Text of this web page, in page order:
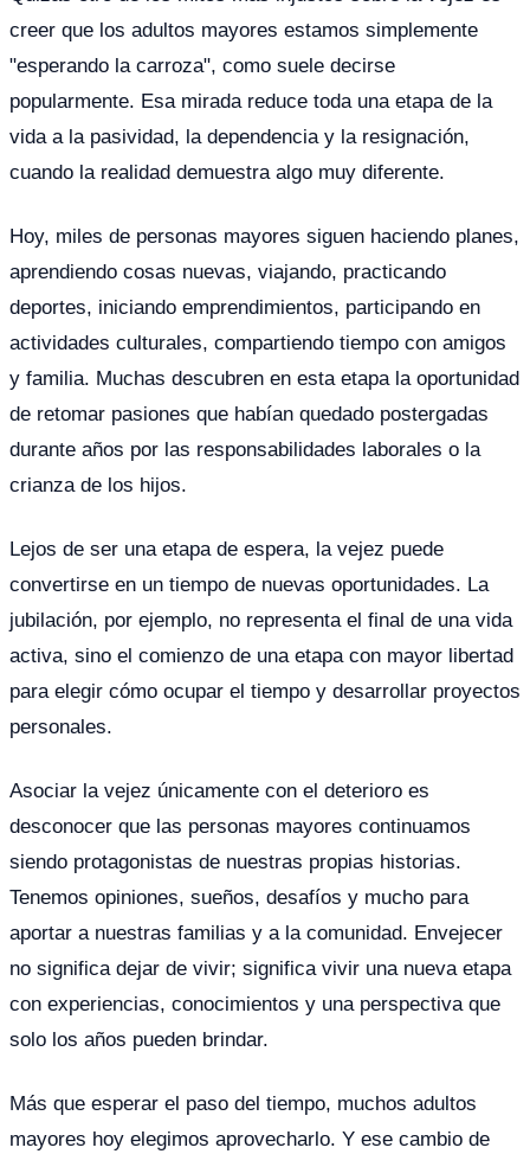
creer que los adultos mayores estamos simplemente
"esperando la carroza", como suele decirse
popularmente. Esa mirada reduce toda una etapa de la
vida a la pasividad, la dependencia y la resignación,
cuando la realidad demuestra algo muy diferente.
Hoy, miles de personas mayores siguen haciendo planes,
aprendiendo cosas nuevas, viajando, practicando
deportes, iniciando emprendimientos, participando en
actividades culturales, compartiendo tiempo con amigos
y familia. Muchas descubren en esta etapa la oportunidad
de retomar pasiones que habían quedado postergadas
durante años por las responsabilidades laborales o la
crianza de los hijos.
Lejos de ser una etapa de espera, la vejez puede
convertirse en un tiempo de nuevas oportunidades. La
jubilación, por ejemplo, no representa el final de una vida
activa, sino el comienzo de una etapa con mayor libertad
para elegir cómo ocupar el tiempo y desarrollar proyectos
personales.
Asociar la vejez únicamente con el deterioro es
desconocer que las personas mayores continuamos
siendo protagonistas de nuestras propias historias.
Tenemos opiniones, sueños, desafíos y mucho para
aportar a nuestras familias y a la comunidad. Envejecer
no significa dejar de vivir; significa vivir una nueva etapa
con experiencias, conocimientos y una perspectiva que
solo los años pueden brindar.
Más que esperar el paso del tiempo, muchos adultos
mayores hoy elegimos aprovecharlo. Y ese cambio de